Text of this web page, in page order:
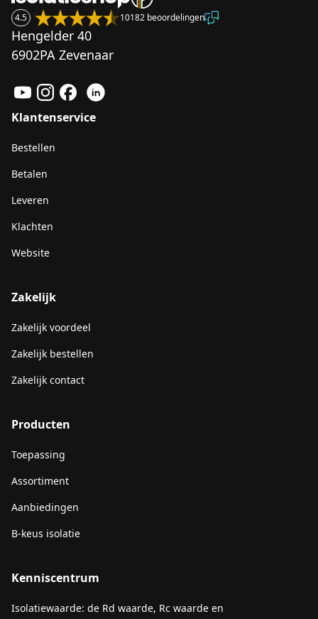
4.5 10182 beoordelingen
Hengelder 40
6902PA Zevenaar
Klantenservice
Bestellen
Betalen
Leveren
Klachten
Website
Zakelijk
Zakelijk voordeel
Zakelijk bestellen
Zakelijk contact
Producten
Toepassing
Assortiment
Aanbiedingen
B-keus isolatie
Kenniscentrum
Isolatiewaarde: de Rd waarde, Rc waarde en